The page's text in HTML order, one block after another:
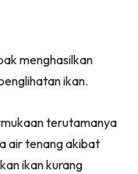
menghasilkan
ikan.
terutamanya
air tenang akibat
ikan kurang